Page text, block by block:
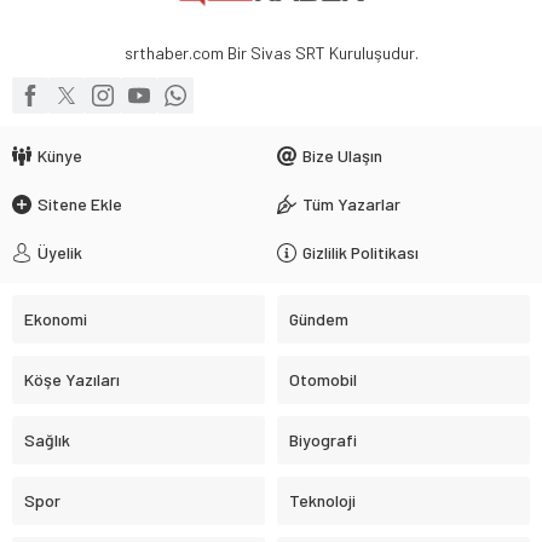
srthaber.com Bir Sivas SRT Kuruluşudur.
Künye Bize Ulaşın
Sitene Ekle Tüm Yazarlar
Üyelik Gizlilik Politikası
Ekonomi Gündem
Köşe Yazıları Otomobil
Sağlık Biyografi
Spor Teknoloji